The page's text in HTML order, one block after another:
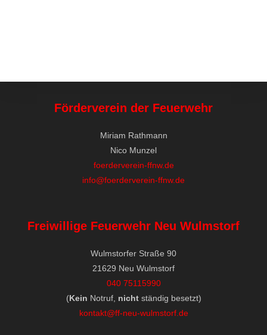
Förderverein der Feuerwehr
Miriam Rathmann
Nico Munzel
foerderverein-ffnw.de
info@foerderverein-ffnw.de
Freiwillige Feuerwehr Neu Wulmstorf
Wulmstorfer Straße 90
21629 Neu Wulmstorf
040 75115990
(Kein Notruf, nicht ständig besetzt)
kontakt@ff-neu-wulmstorf.de